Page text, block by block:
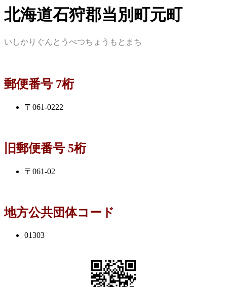
北海道石狩郡当別町元町
いしかりぐんとうべつちょうもとまち
郵便番号 7桁
〒061-0222
旧郵便番号 5桁
〒061-02
地方公共団体コード
01303